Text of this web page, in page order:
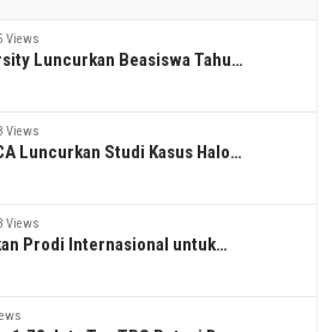
Views
Luncurkan Beasiswa Tahu…
Views
Luncurkan Studi Kasus Halo…
Views
Prodi Internasional untuk…